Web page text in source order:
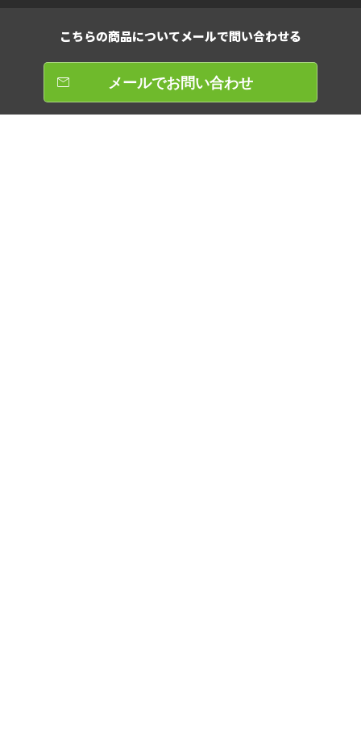
こちらの商品についてメールで問い合わせる
メールでお問い合わせ